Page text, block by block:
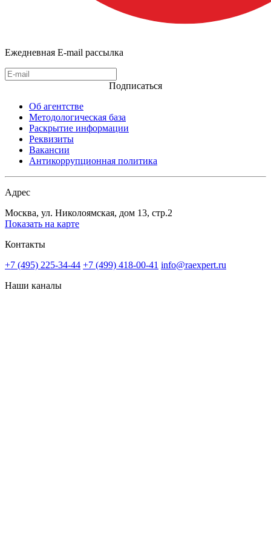
Ежедневная E-mail рассылка
Подписаться
Об агентстве
Методологическая база
Раскрытие информации
Реквизиты
Вакансии
Антикоррупционная политика
Адрес
Москва, ул. Николоямская, дом 13, стр.2
Показать на карте
Контакты
+7 (495) 225-34-44 +7 (499) 418-00-41 info@raexpert.ru
Наши каналы